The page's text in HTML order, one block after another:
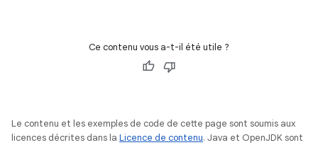
Ce contenu vous a-t-il été utile ?
Le contenu et les exemples de code de cette page sont soumis aux
licences décrites dans la Licence de contenu. Java et OpenJDK sont